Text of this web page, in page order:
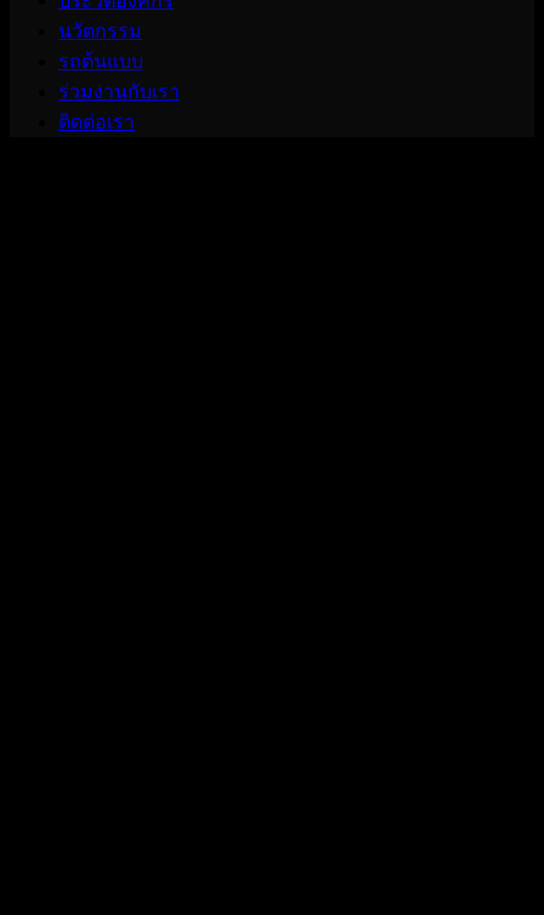
นวัตกรรม
รถต้นแบบ
ร่วมงานกับเรา
ติดต่อเรา